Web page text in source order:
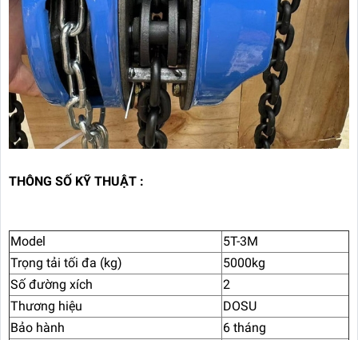
THÔNG SỐ KỸ THUẬT :
Model
5T-3M
Trọng tải tối đa (kg)
5000kg
Số đường xích
2
Thương hiệu
DOSU
Bảo hành
6 tháng